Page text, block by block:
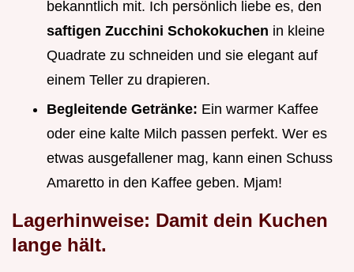
bekanntlich mit. Ich persönlich liebe es, den
saftigen Zucchini Schokokuchen in kleine
Quadrate zu schneiden und sie elegant auf
einem Teller zu drapieren.
Begleitende Getränke: Ein warmer Kaffee
oder eine kalte Milch passen perfekt. Wer es
etwas ausgefallener mag, kann einen Schuss
Amaretto in den Kaffee geben. Mjam!
Lagerhinweise: Damit dein Kuchen
lange hält.